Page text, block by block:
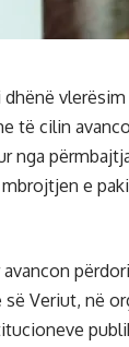
të cilin
nga
e
Veriut, në